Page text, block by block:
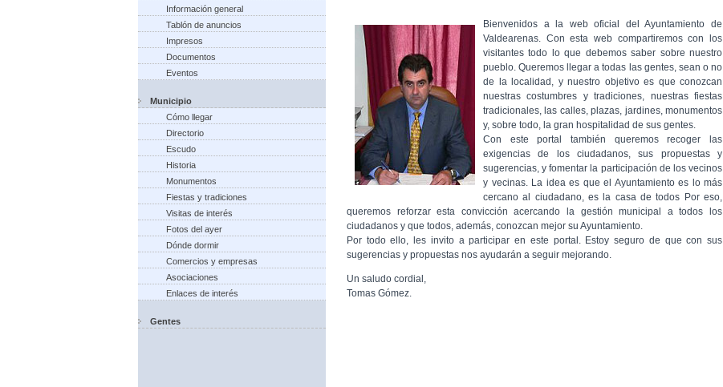
Información general
Tablón de anuncios
Impresos
Documentos
Eventos
Municipio
Cómo llegar
Directorio
Escudo
Historia
Monumentos
Fiestas y tradiciones
Visitas de interés
Fotos del ayer
Dónde dormir
Comercios y empresas
Asociaciones
Enlaces de interés
Gentes
Bienvenidos a la web oficial del Ayuntamiento de
Valdearenas. Con esta web compartiremos con los
visitantes todo lo que debemos saber sobre nuestro
pueblo. Queremos llegar a todas las gentes, sean o no
de la localidad, y nuestro objetivo es que conozcan
nuestras costumbres y tradiciones, nuestras fiestas
tradicionales, las calles, plazas, jardines, monumentos
y, sobre todo, la gran hospitalidad de sus gentes.
Con este portal también queremos recoger las
exigencias de los ciudadanos, sus propuestas y
sugerencias, y fomentar la participación de los vecinos
y vecinas. La idea es que el Ayuntamiento es lo más
cercano al ciudadano, es la casa de todos Por eso,
queremos reforzar esta convicción acercando la gestión municipal a todos los
ciudadanos y que todos, además, conozcan mejor su Ayuntamiento.
Por todo ello, les invito a participar en este portal. Estoy seguro de que con sus
sugerencias y propuestas nos ayudarán a seguir mejorando.
Un saludo cordial,
Tomas Gómez.